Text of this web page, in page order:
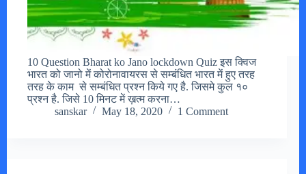
10 Question Bharat ko Jano lockdown Quiz इस क्विज
भारत को जानो में कोरोनावायरस से सम्बंधित भारत में हुए तरह
तरह के काम से सम्बंधित प्रश्न किये गए है. जिसमे कुल १०
प्रश्न है. जिसे 10 मिनट में ख़त्म करना…
sanskar
May 18, 2020 1 Comment